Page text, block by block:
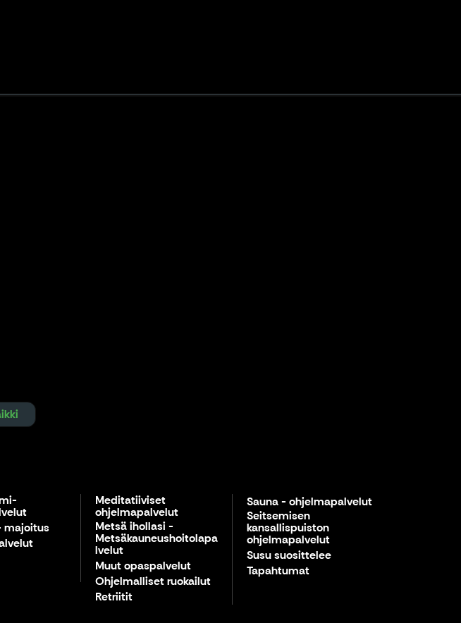
majoitus
Meditatiiviset
ohjelmapalvelut
Metsä ihollasi -
Metsäkauneushoitolapa
lvelut
Muut opaspalvelut
Ohjelmalliset ruokailut
Retriitit
Sauna - ohjelmapalvelut
Seitsemisen
kansallispuiston
ohjelmapalvelut
Susu suosittelee
Tapahtumat